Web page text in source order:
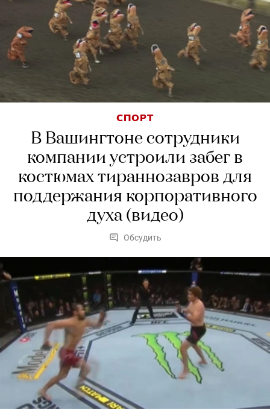
СПОРТ
В Вашингтоне сотрудники
компании устроили забег в
костюмах тираннозавров для
поддержания корпоративного
духа (видео)
Обсудить